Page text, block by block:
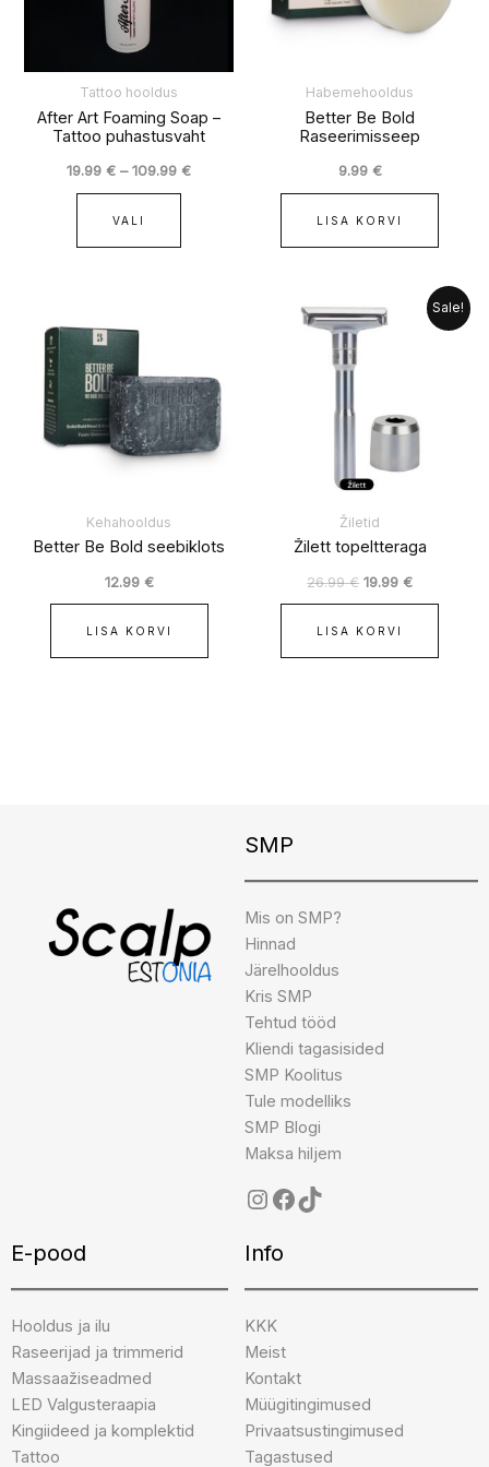
Tattoo hooldus
After Art Foaming Soap –
Tattoo puhastusvaht
19.99€ – 109.99€
VALI
Habemehooldus
Better Be Bold
Raseerimisseep
9.99 €
LISA KORVI
Kehahooldus
Better Be Bold seebiklots
12.99 €
LISA KORVI
Sale!
Žiletid
Žilett topeltteraga
26.99€
hind
19.99€
Praegune
hind
LISA KORVI
SMP
Mis on SMP?
Hinnad
Järelhooldus
Kris SMP
Tehtud tööd
Kliendi tagasisided
SMP Koolitus
Tule modelliks
SMP Blogi
Maksa hiljem
Instagram
Facebook
E-pood
Hooldus ja ilu
Raseerijad ja trimmerid
Massaažiseadmed
LED Valgusteraapia
Kingiideed ja komplektid
Tattoo
Info
KKK
Meist
Kontakt
Müügitingimused
Privaatsustingimused
Tagastused